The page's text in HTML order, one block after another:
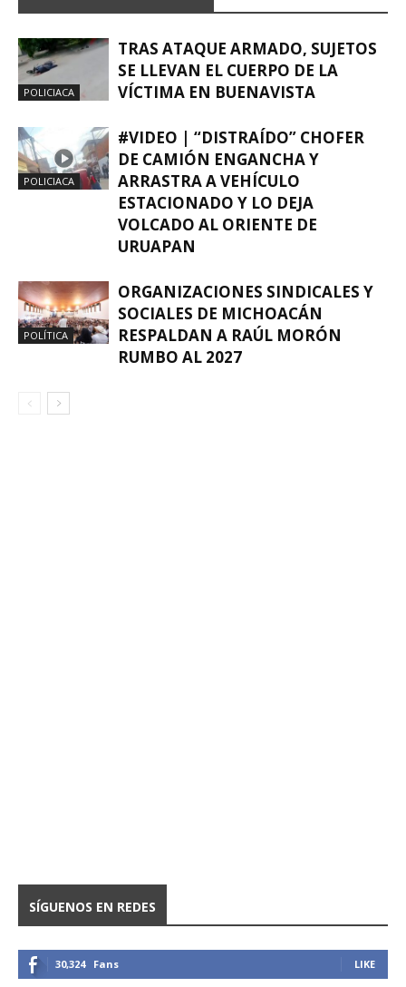
POLICIACA
TRAS ATAQUE ARMADO, SUJETOS
SE LLEVAN EL CUERPO DE LA
VÍCTIMA EN BUENAVISTA
POLICIACA
#VIDEO | “DISTRAÍDO” CHOFER
DE CAMIÓN ENGANCHA Y
ARRASTRA A VEHÍCULO
ESTACIONADO Y LO DEJA
VOLCADO AL ORIENTE DE
URUAPAN
POLÍTICA
ORGANIZACIONES SINDICALES Y
SOCIALES DE MICHOACÁN
RESPALDAN A RAÚL MORÓN
RUMBO AL 2027
SÍGUENOS EN REDES
30,324 Fans LIKE